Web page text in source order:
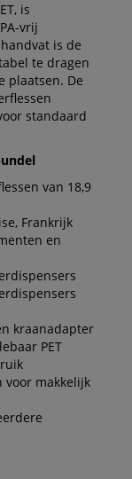
is
vrij
is de
te dragen
plaatsen. De
standaard
van 18,9
Frankrijk
en
kraanadapter
PET
voor makkelijk